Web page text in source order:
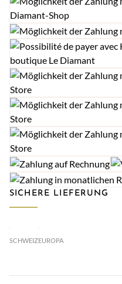
SICHERE LIEFERUNG
SCHWEIZEUROPA